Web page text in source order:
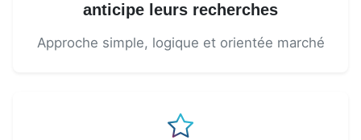
anticipe leurs recherches
Approche simple, logique et orientée marché